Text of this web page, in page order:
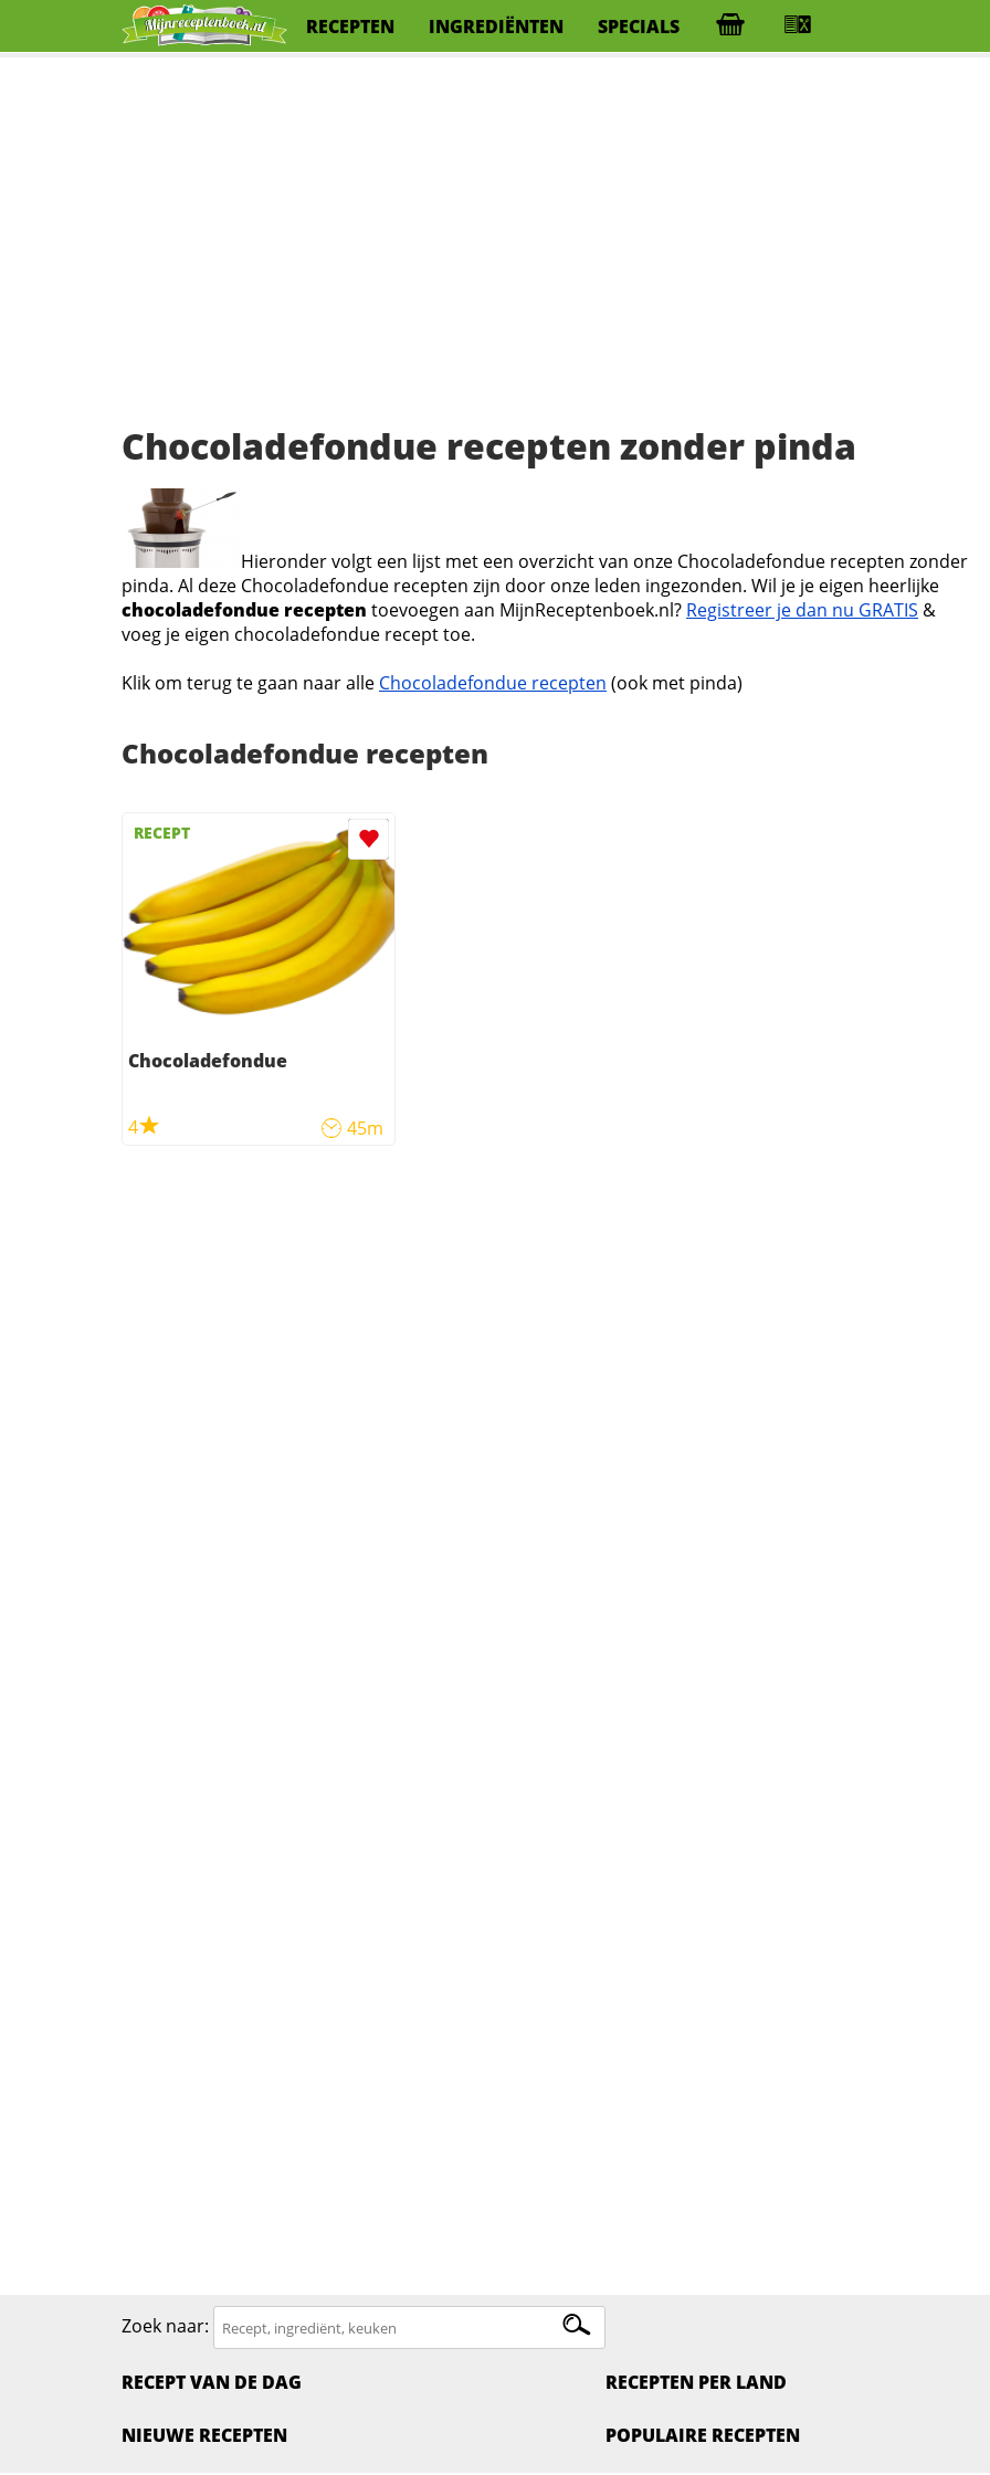
RECEPTEN INGREDIËNTEN SPECIALS
Chocoladefondue recepten zonder pinda
Hieronder volgt een lijst met een overzicht van onze Chocoladefondue recepten zonder
pinda. Al deze Chocoladefondue recepten zijn door onze leden ingezonden. Wil je je eigen heerlijke
chocoladefondue recepten toevoegen aan MijnReceptenboek.nl? Registreer je dan nu GRATIS &
voeg je eigen chocoladefondue recept toe.
Klik om terug te gaan naar alle Chocoladefondue recepten (ook met pinda)
Chocoladefondue recepten
RECEPT
Chocoladefondue
4 45m
Zoek naar:
RECEPT VAN DE DAG
NIEUWE RECEPTEN
RECEPTEN PER LAND
POPULAIRE RECEPTEN